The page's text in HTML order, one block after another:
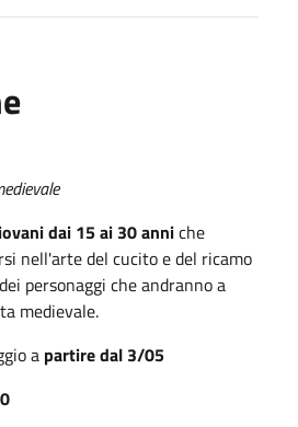
dai 15 ai 30 anniche
nell'arte del cucito e del ricamo
personaggi che andranno a
medievale.
a partire dal 3/05